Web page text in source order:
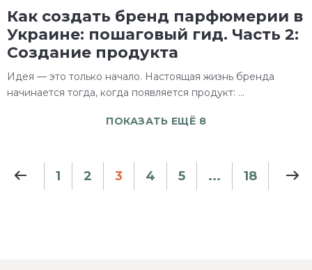
Как создать бренд парфюмерии в
Украине: пошаговый гид. Часть 2:
Создание продукта
Идея — это только начало. Настоящая жизнь бренда
начинается тогда, когда появляется продукт: ...
ПОКАЗАТЬ ЕЩЁ 8
1 2 3 4 5 ... 18